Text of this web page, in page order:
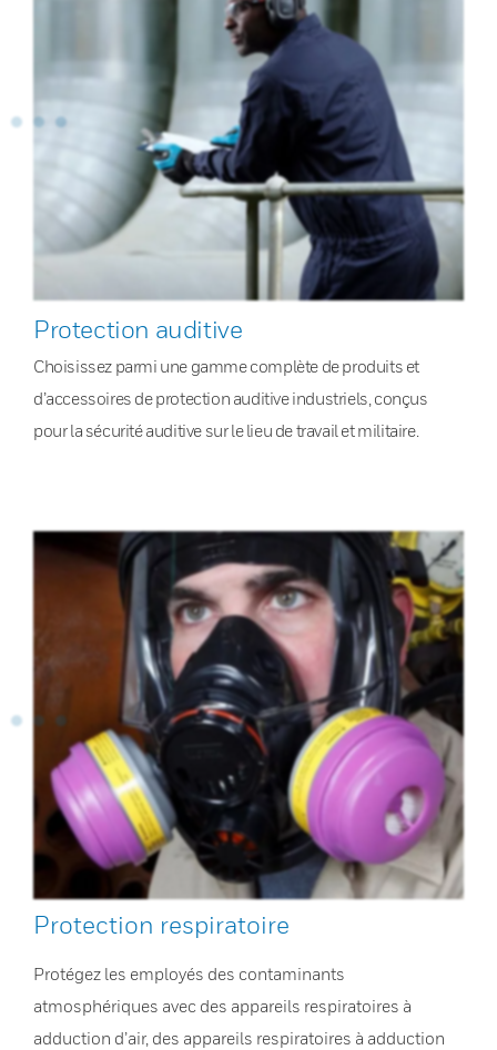
Protection auditive
Choisissez parmi une gamme complète de produits et
d’accessoires de protection auditive industriels, conçus
pour la sécurité auditive sur le lieu de travail et militaire.
Protection respiratoire
Protégez les employés des contaminants
atmosphériques avec des appareils respiratoires à
adduction d’air, des appareils respiratoires à adduction